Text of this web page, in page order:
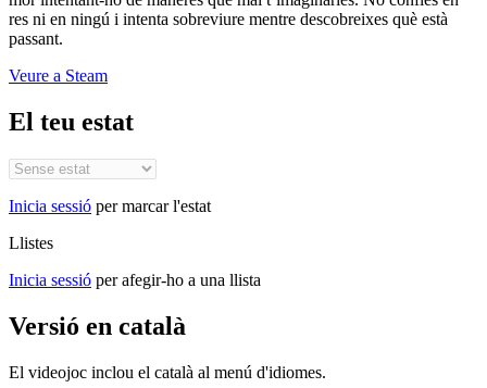
res ni en ningú i intenta sobreviure mentre descobreixes què està
passant.
Veure a Steam
El teu estat
Inicia sessió per marcar l'estat
Llistes
Inicia sessió per afegir-ho a una llista
Versió en català
El videojoc inclou el català al menú d'idiomes.